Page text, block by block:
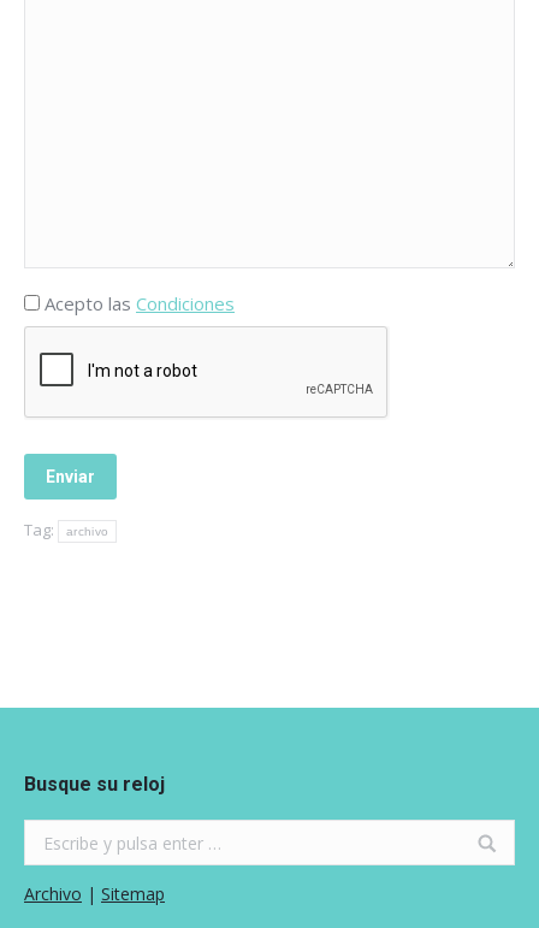
Acepto las Condiciones
Tag: archivo
Busque su reloj
Archivo | Sitemap